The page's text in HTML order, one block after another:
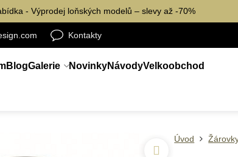
- Výprodej loňských modelů – slevy až -70%
Kontakty
BlogGalerie NovinkyNávodyVelkoobchod
Úvod